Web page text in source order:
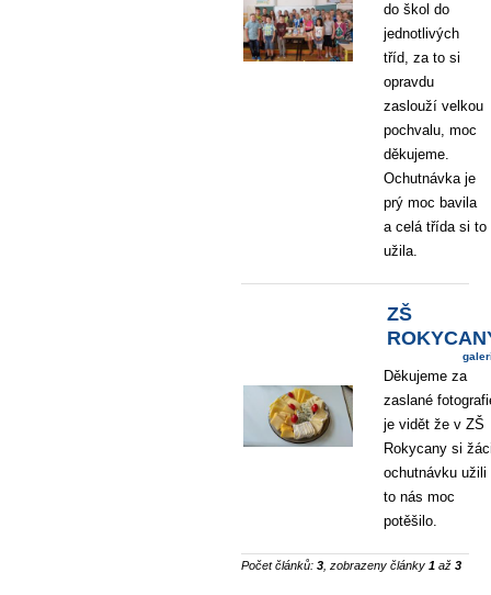
do škol do
jednotlivých
tříd, za to si
opravdu
zaslouží velkou
pochvalu, moc
děkujeme.
Ochutnávka je
prý moc bavila
a celá třída si to
užila.
ZŠ
Děkujeme za
zaslané
je vidět že v ZŠ
Rokycany si
ochutnávku užili
to nás moc
potěšilo.
Počet článků: 3 , zobrazeny články 1 až 3